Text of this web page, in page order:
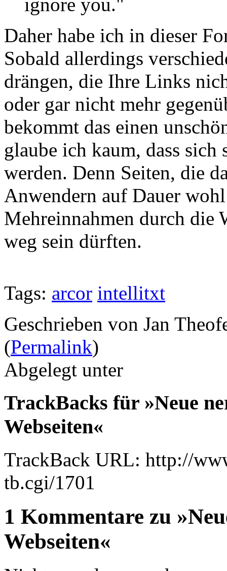
ignore you."
Daher habe ich in dieser
Sobald allerdings
drängen, die Ihre Links
oder gar nicht mehr
bekommt das einen
glaube ich kaum, dass sich
werden. Denn Seiten, die
Anwendern auf Dauer
Mehreinnahmen durch die
weg sein dürften.
Tags: arcor intellitxt
Geschrieben von Jan
(Permalink)
Abgelegt unter
TrackBacks für »Neue
Webseiten«
TrackBack URL: http://
tb.cgi/1701
1 Kommentare zu
Webseiten«